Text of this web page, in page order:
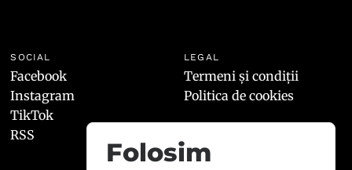
SOCIAL
Facebook
Instagram
TikTok
RSS
LEGAL
Termeni și condiții
Politica de cookies
Folosim